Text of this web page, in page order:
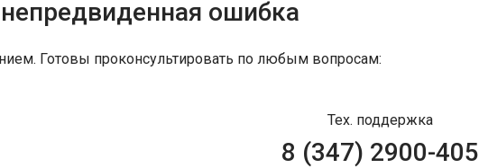
ошибка
Готовы проконсультировать по любым вопросам:
Тех. поддержка
8 (347) 2900-405